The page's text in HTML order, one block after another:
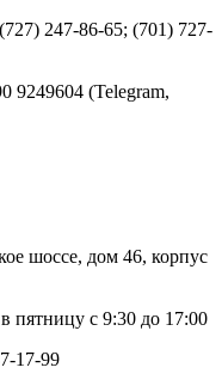
247-86-65; (701) 727-
9249604 (Telegram,
шоссе, дом 46, корпус
пятницу с 9:30 до 17:00
17-99